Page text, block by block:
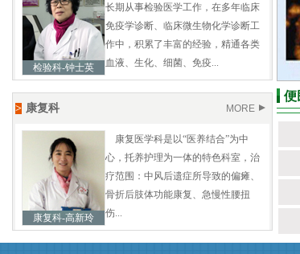
检验科-钟士英
长期从事检验医学工作，在多年临床
免疫学诊断、临床微生物化学诊断工
作中，积累了丰富的经验，精通各类
血液、生化、细菌、免疫...
> 康复科 MORE
康复科-高新玲
康复医学科是以“医养结合”为中
心，托养护理为一体的特色科室，治
疗范围：中风后遗症所导致的偏瘫、
骨折后肢体功能康复、急慢性腰扭
伤...
便